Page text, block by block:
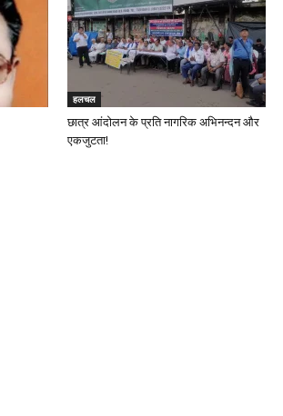
हलचल
छात्र आंदोलन के प्रति नागरिक अभिनन्दन और
एकजुटता!